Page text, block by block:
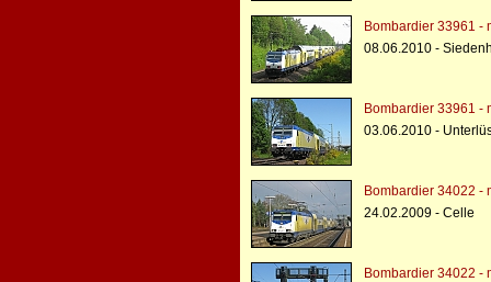
Bombardier 33961 -
08.06.2010 -
Bombardier 33961 -
03.06.2010 -
Bombardier 34022 -
24.02.2009 - Celle
Bombardier 34022 -